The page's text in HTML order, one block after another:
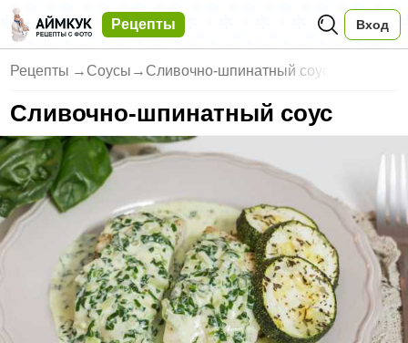
Рецепты Вход
Рецепты → Соусы → Сливочно-шпинатный соус
Сливочно-шпинатный соус